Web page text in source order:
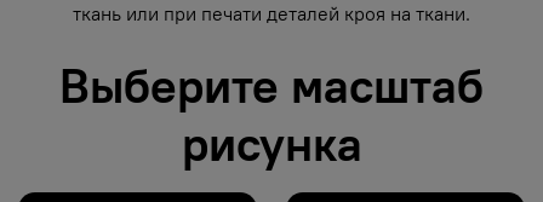
ткань или при печати деталей кроя на ткани.
Выберите масштаб
рисунка